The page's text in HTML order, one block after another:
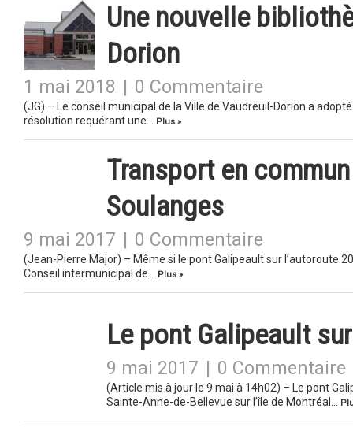
Une nouvelle
Dorion
1 mai 2018 0 Commentaire
(JG) – Le conseil municipal de la Ville de Vaudreuil-Dorion a
résolution requérant une…
Plus »
Transport en
Soulanges
9 mai 2017 0 Commentaire
(Jean-Pierre Major) – Même si le pont Galipeault sur l’autoroute
Conseil intermunicipal de…
Plus »
Le pont Galipeault
9 mai 2017 0 Commentaire
(Article mis à jour le 9 mai à 14h02) – Le pont
Sainte-Anne-de-Bellevue sur l’île de Montréal…